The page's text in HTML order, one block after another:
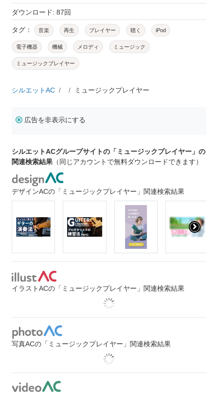
ダウンロード: 87回
タグ： 音楽 再生 プレイヤー 聴く iPod
電子機器 機械 メロディ ミュージック
ミュージックプレイヤー
シルエットAC ミュージックプレイヤー
広告を非表示にする
シルエットACグループサイトの「ミュージックプレイヤー」の
関連検索結果 （同じアカウントで無料ダウンロードできます）
デザインACの「ミュージックプレイヤー」関連検索結果
イラストACの「ミュージックプレイヤー」関連検索結果
写真ACの「ミュージックプレイヤー」関連検索結果